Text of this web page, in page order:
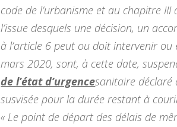
code de l’urbanisme et au chapitre
l’issue desquels une décision, un
à l’article 6 peut ou doit intervenir
mars 2020, sont, à cette date,
de l’état d’urgencesanitaire déclaré
susvisée pour la durée restant à
« Le point de départ des délais de